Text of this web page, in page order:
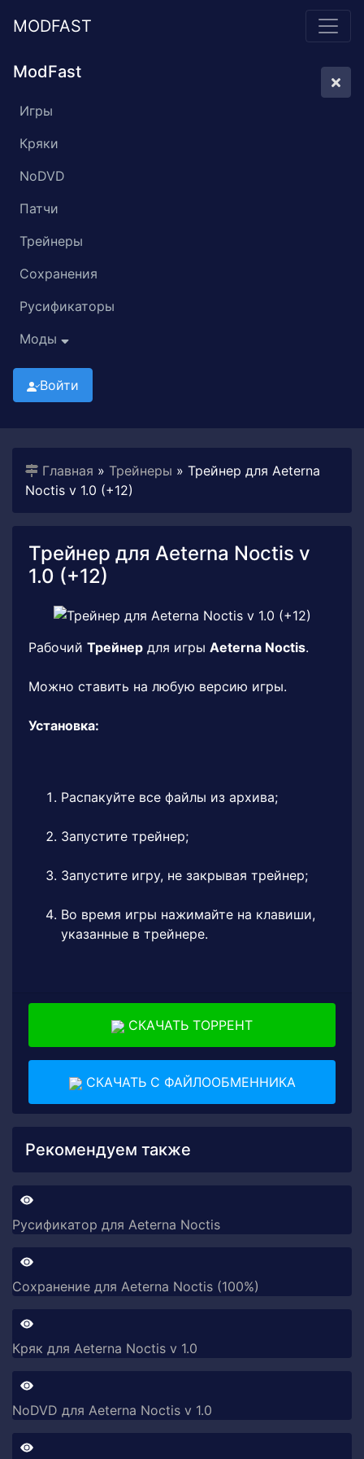
MODFAST
ModFast
Игры
Кряки
NoDVD
Патчи
Трейнеры
Сохранения
Русификаторы
Моды
Войти
Главная » Трейнеры » Трейнер для Aeterna
Noctis v 1.0 (+12)
Трейнер для Aeterna Noctis v
1.0 (+12)
Рабочий Трейнер для игры Aeterna Noctis.
Можно ставить на любую версию игры.
Установка:
Распакуйте все файлы из архива;
Запустите трейнер;
Запустите игру, не закрывая трейнер;
Во время игры нажимайте на клавиши,
указанные в трейнере.
СКАЧАТЬ ТОРРЕНТ
СКАЧАТЬ С ФАЙЛООБМЕННИКА
Рекомендуем также
Русификатор для Aeterna Noctis
Сохранение для Aeterna Noctis (100%)
Кряк для Aeterna Noctis v 1.0
NoDVD для Aeterna Noctis v 1.0